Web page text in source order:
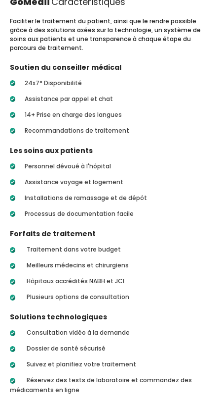
Faciliter le traitement du patient, ainsi que le rendre possible
grâce à des solutions axées sur la technologie, un système de
soins aux patients et une transparence à chaque étape du
parcours de traitement.
Soutien du conseiller médical
24x7* Disponibilité
Assistance par appel et chat
14+ Prise en charge des langues
Recommandations de traitement
Les soins aux patients
Personnel dévoué à l'hôpital
Assistance voyage et logement
Installations de ramassage et de dépôt
Processus de documentation facile
Forfaits de traitement
Traitement dans votre budget
Meilleurs médecins et chirurgiens
Hôpitaux accrédités NABH et JCI
Plusieurs options de consultation
Solutions technologiques
Consultation vidéo à la demande
Dossier de santé sécurisé
Suivez et planifiez votre traitement
Réservez des tests de laboratoire et commandez des
médicaments en ligne